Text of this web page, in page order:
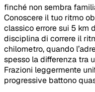
finché non sembra
Conoscere il tuo ritmo
classico errore sui 5 km
disciplina di correre il
chilometro, quando
spesso la differenza tra
Frazioni leggermente
progressive battono